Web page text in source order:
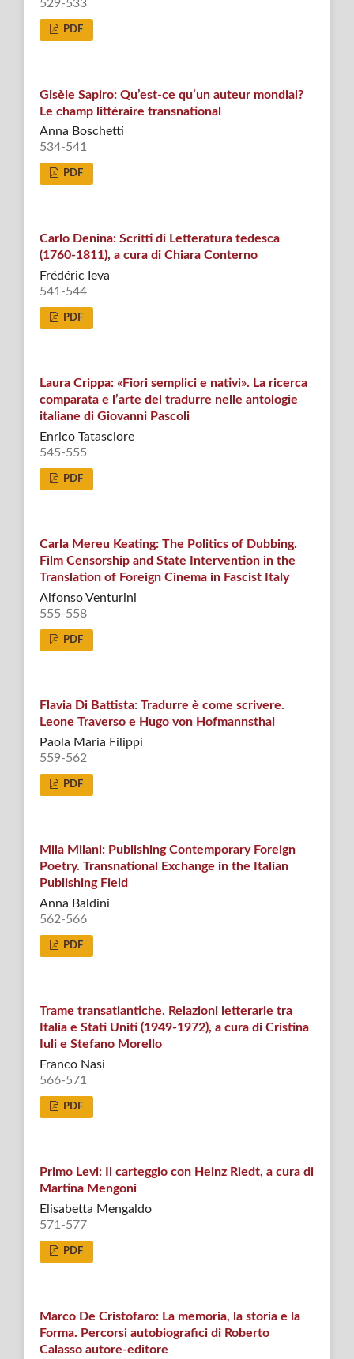
529-533
PDF
Gisèle Sapiro: Qu’est-ce qu’un auteur mondial?
Le champ littéraire transnational
Anna Boschetti
534-541
PDF
Carlo Denina: Scritti di Letteratura tedesca
(1760-1811), a cura di Chiara Conterno
Frédéric Ieva
541-544
PDF
Laura Crippa: «Fiori semplici e nativi». La ricerca
comparata e l’arte del tradurre nelle antologie
italiane di Giovanni Pascoli
Enrico Tatasciore
545-555
PDF
Carla Mereu Keating: The Politics of Dubbing.
Film Censorship and State Intervention in the
Translation of Foreign Cinema in Fascist Italy
Alfonso Venturini
555-558
PDF
Flavia Di Battista: Tradurre è come scrivere.
Leone Traverso e Hugo von Hofmannsthal
Paola Maria Filippi
559-562
PDF
Mila Milani: Publishing Contemporary Foreign
Poetry. Transnational Exchange in the Italian
Publishing Field
Anna Baldini
562-566
PDF
Trame transatlantiche. Relazioni letterarie tra
Italia e Stati Uniti (1949-1972), a cura di Cristina
Iuli e Stefano Morello
Franco Nasi
566-571
PDF
Primo Levi: Il carteggio con Heinz Riedt, a cura di
Martina Mengoni
Elisabetta Mengaldo
571-577
PDF
Marco De Cristofaro: La memoria, la storia e la
Forma. Percorsi autobiografici di Roberto
Calasso autore-editore